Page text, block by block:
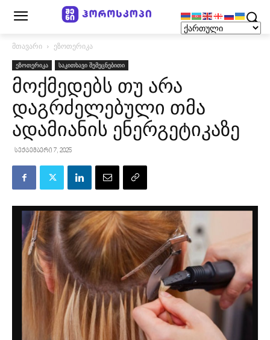
მთავარი ეზოთერიკა
ეზოთერიკა საკითხავი შემეცნებითი
მოქმედებს თუ არა
დაგრძელებული თმა
ადამიანის ენერგეტიკაზე
სექტემბერი 7, 2025